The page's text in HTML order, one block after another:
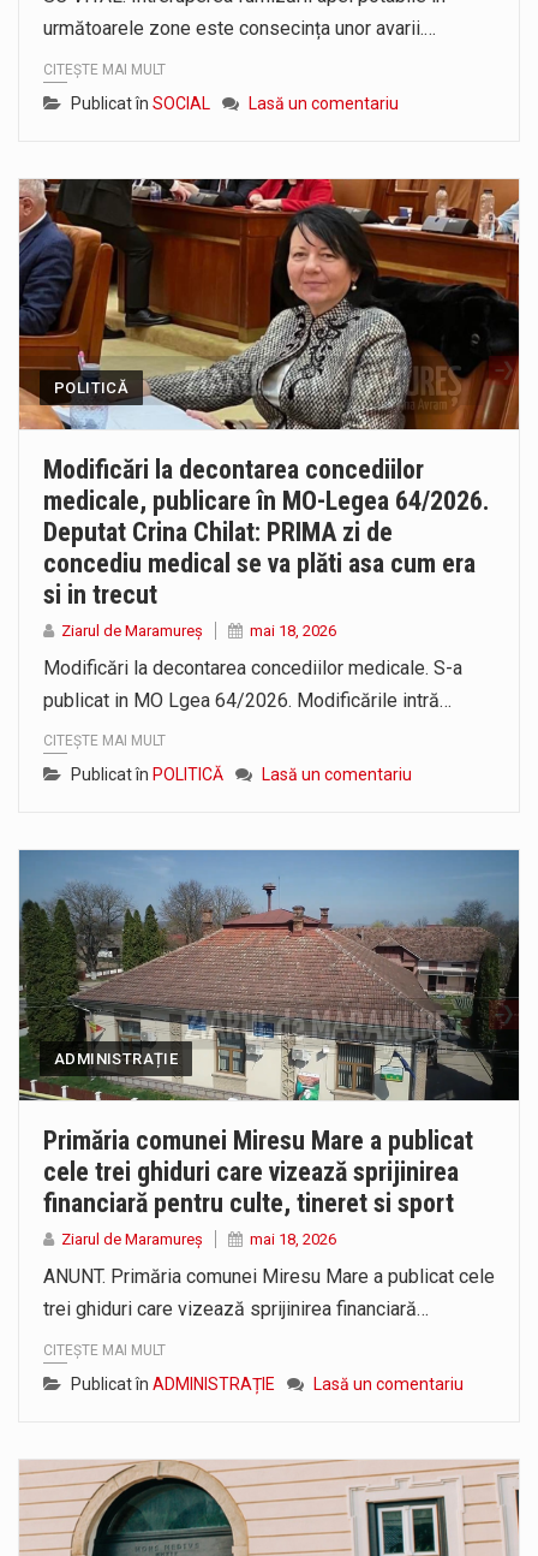
următoarele zone este consecința unor avarii.…
CITEȘTE MAI MULT
Publicat în SOCIAL Lasă un comentariu
POLITICĂ
Modificări la decontarea concediilor
medicale, publicare în MO-Legea 64/2026.
Deputat Crina Chilat: PRIMA zi de
concediu medical se va plăti asa cum era
si in trecut
Ziarul de Maramureș mai 18, 2026
Modificări la decontarea concediilor medicale. S-a
publicat in MO Lgea 64/2026. Modificările intră…
CITEȘTE MAI MULT
Publicat în POLITICĂ Lasă un comentariu
ADMINISTRAȚIE
Primăria comunei Miresu Mare a publicat
cele trei ghiduri care vizează sprijinirea
financiară pentru culte, tineret si sport
Ziarul de Maramureș mai 18, 2026
ANUNT. Primăria comunei Miresu Mare a publicat cele
trei ghiduri care vizează sprijinirea financiară…
CITEȘTE MAI MULT
Publicat în ADMINISTRAȚIE Lasă un comentariu